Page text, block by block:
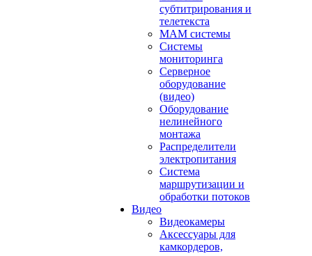
субтитрирования и
телетекста
MAM системы
Системы
мониторинга
Серверное
оборудование
(видео)
Оборудование
нелинейного
монтажа
Распределители
электропитания
Система
маршрутизации и
обработки потоков
Видео
Видеокамеры
Аксессуары для
камкордеров,